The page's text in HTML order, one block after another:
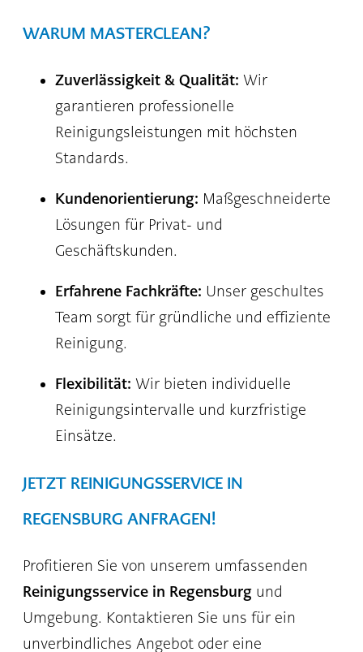
WARUM MASTERCLEAN?
Zuverlässigkeit & Qualität: Wir
garantieren professionelle
Reinigungsleistungen mit höchsten
Standards.
Kundenorientierung: Maßgeschneiderte
Lösungen für Privat- und
Geschäftskunden.
Erfahrene Fachkräfte: Unser geschultes
Team sorgt für gründliche und effiziente
Reinigung.
Flexibilität: Wir bieten individuelle
Reinigungsintervalle und kurzfristige
Einsätze.
JETZT REINIGUNGSSERVICE IN
REGENSBURG ANFRAGEN!
Profitieren Sie von unserem umfassenden
Reinigungsservice in Regensburg und
Umgebung. Kontaktieren Sie uns für ein
unverbindliches Angebot oder eine